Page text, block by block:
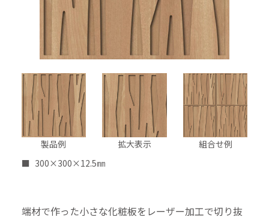
端材で作った小さな化粧板をレーザー加工で切り抜
製品例 拡大表示
組合せ例
300×300×12.5㎜